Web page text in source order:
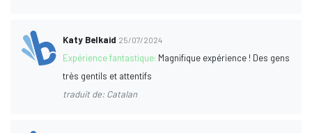
Katy Belkaid 25/07/2024
Expérience fantastique: Magnifique expérience ! Des gens
très gentils et attentifs
traduit de: Catalan